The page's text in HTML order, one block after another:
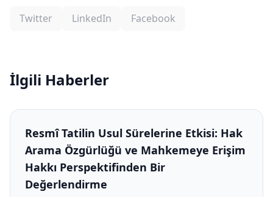
Twitter LinkedIn Facebook
İlgili Haberler
Resmî Tatilin Usul Sürelerine Etkisi: Hak
Arama Özgürlüğü ve Mahkemeye Erişim
Hakkı Perspektifinden Bir
Değerlendirme